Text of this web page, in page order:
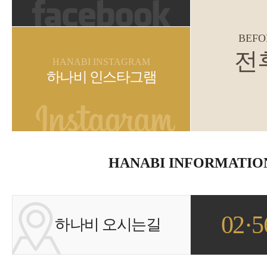
HANABI INSTAGRAM
하나비 인스타그램
전
HANABI
하나비 오시는길